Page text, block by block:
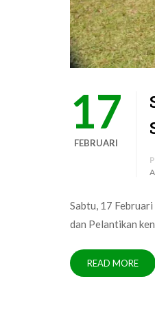
17
FEBRUARI
Sabtu, 17
dan Pelantikan
READ MORE